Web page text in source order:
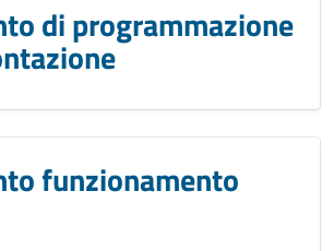
di programmazione
funzionamento